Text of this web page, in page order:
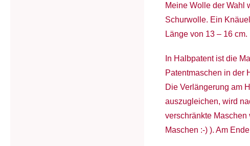
Meine Wolle der Wahl
Schurwolle. Ein
Länge von 13 – 16 cm.
In Halbpatent ist die
Patentmaschen in der
Die Verlängerung am
auszugleichen, wird
verschränkte
Maschen :-) ). Am